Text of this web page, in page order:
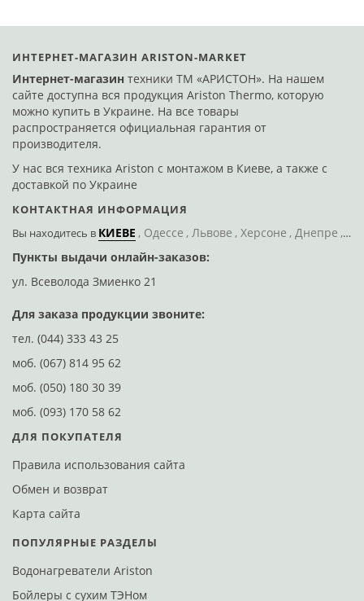
ИНТЕРНЕТ-МАГАЗИН ARISTON-MARKET
Интернет-магазин техники ТМ «АРИСТОН». На нашем
сайте доступна вся продукция Ariston Thermo, которую
можно купить в Украине. На все товары
распространяется официальная гарантия от
производителя.
У нас вся техника Ariston с монтажом в Киеве, а также с
доставкой по Украине
КОНТАКТНАЯ ИНФОРМАЦИЯ
Вы находитесь в КИЕВЕ Одессе Львове Херсоне Днепре
Пункты выдачи онлайн-заказов:
ул. Всеволода Змиенко 21
Для заказа продукции звоните:
тел. (044) 333 43 25
моб. (067) 814 95 62
моб. (050) 180 30 39
моб. (093) 170 58 62
ДЛЯ ПОКУПАТЕЛЯ
Правила использования сайта
Обмен и возврат
Карта сайта
ПОПУЛЯРНЫЕ РАЗДЕЛЫ
Водонагреватели Ariston
Бойлеры с сухим ТЭНом